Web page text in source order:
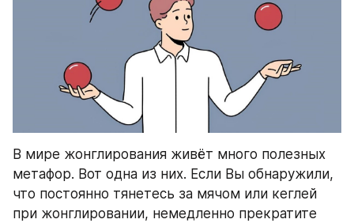
В мире жонглирования живёт много полезных
метафор. Вот одна из них. Если Вы обнаружили,
что постоянно тянетесь за мячом или кеглей
при жонглировании, немедленно прекратите